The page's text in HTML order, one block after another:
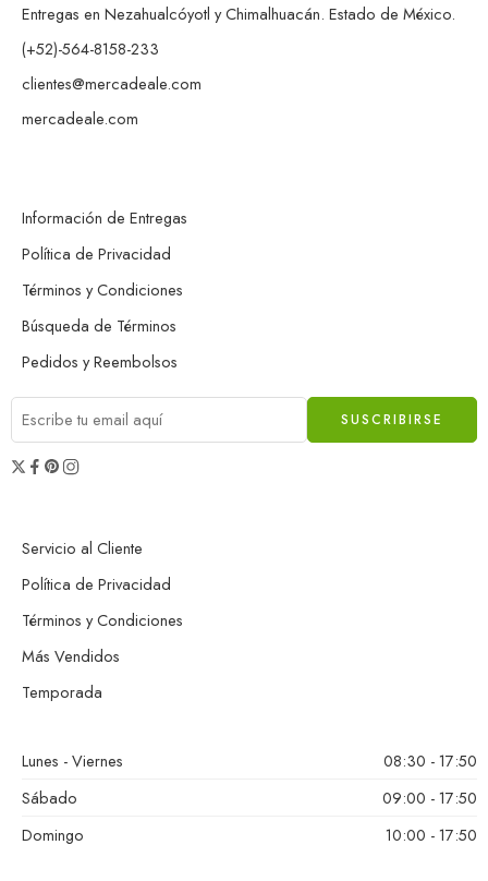
Entregas en Nezahualcóyotl y Chimalhuacán. Estado de México.
(+52)-564-8158-233
clientes@mercadeale.com
mercadeale.com
Información de Entregas
Política de Privacidad
Términos y Condiciones
Búsqueda de Términos
Pedidos y Reembolsos
Servicio al Cliente
Política de Privacidad
Términos y Condiciones
Más Vendidos
Temporada
Lunes - Viernes
08:30 - 17:50
Sábado
09:00 - 17:50
Domingo
10:00 - 17:50